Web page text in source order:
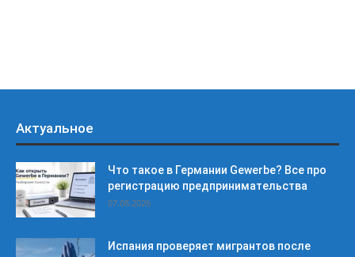
Актуальное
Что такое в Германии Gewerbe? Все про
регистрацию предпринимательства
07.08.2026
Испания проверяет мигрантов после